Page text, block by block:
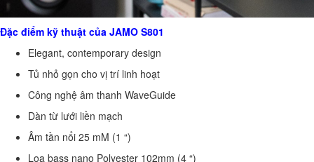
Đặc điểm kỹ thuật của JAMO S801
Elegant, contemporary design
Tủ nhỏ gọn cho vị trí linh hoạt
Công nghệ âm thanh WaveGuide
Dàn từ lưới liền mạch
Âm tần nổi 25 mM (1 “)
Loa bass nano Polyester 102mm (4 “)